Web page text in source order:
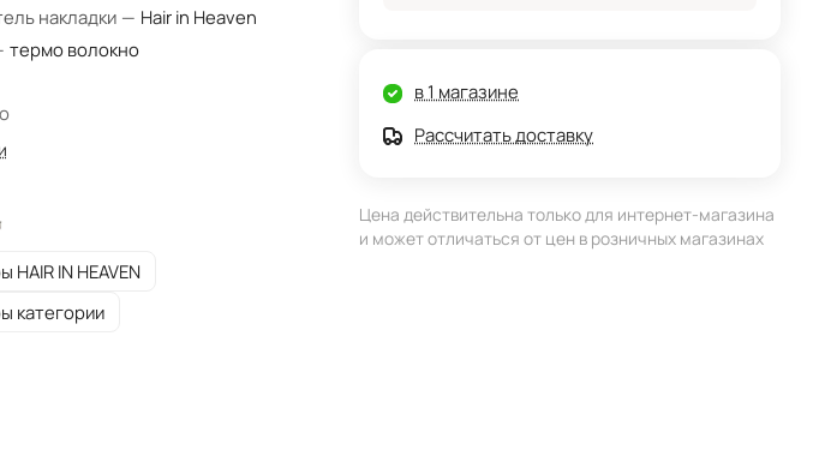
накладки — Hair in Heaven
термо волокно
HAIR IN HEAVEN
категории
в 1 магазине
Рассчитать доставку
Цена действительна только для интернет-магазина
и может отличаться от цен в розничных магазинах